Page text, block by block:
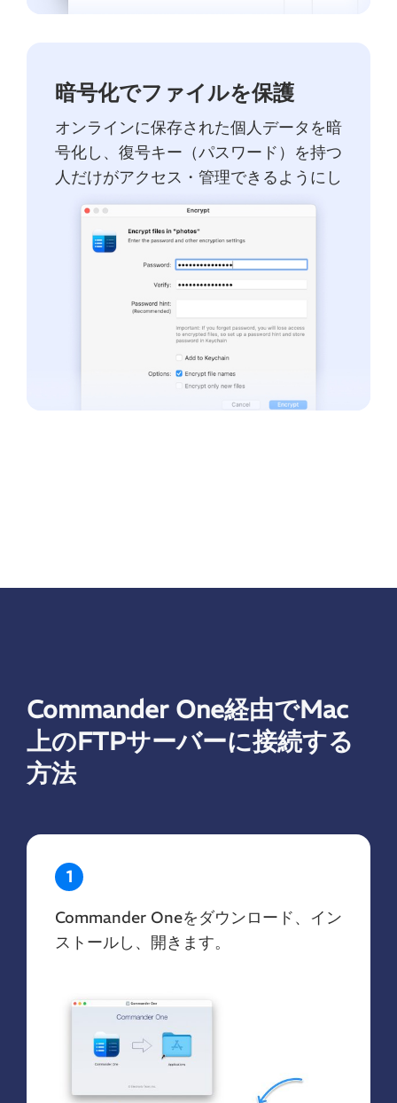
暗号化でファイルを保護
オンラインに保存された個人データを暗
号化し、復号キー（パスワード）を持つ
人だけがアクセス・管理できるようにし
ます。
Commander One経由でMac
上のFTPサーバーに接続する
方法
1
Commander Oneをダウンロード、イン
ストールし、開きます。